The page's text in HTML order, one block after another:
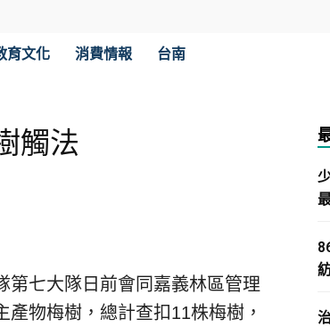
育文化 消費情報 台南
觸法
第七大隊日前會同嘉義林區管理
物梅樹，總計查扣11株梅樹，